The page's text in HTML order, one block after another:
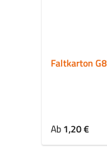
Regulärer Preis:
Ab1,20 €